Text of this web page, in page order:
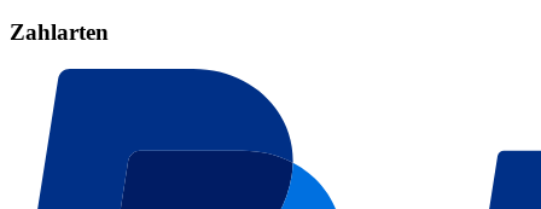
Zahlarten